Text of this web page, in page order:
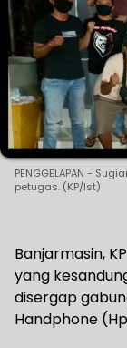
PENGGELAPAN -
petugas. (KP/Ist)
Banjarmasin,
yang
disergap
Handphone